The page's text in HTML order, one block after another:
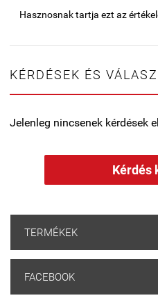
Hasznosnak tartja ezt az
KÉRDÉSEK ÉS
Jelenleg nincsenek kérdések
Kérdés
TERMÉKEK
FACEBOOK